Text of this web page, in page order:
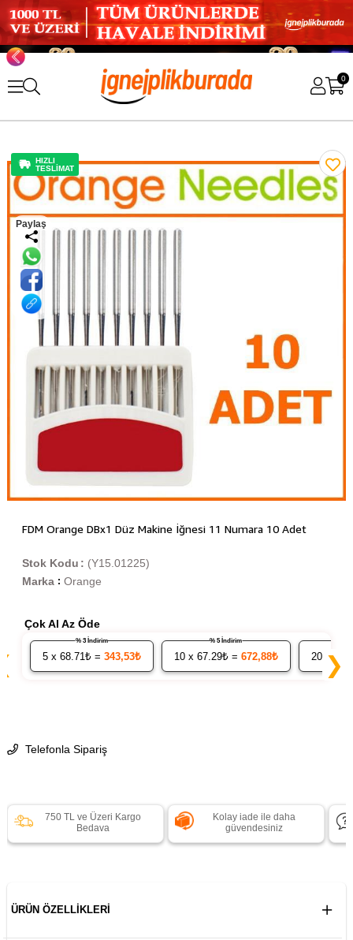
0
HIZLI
TESLİMAT
Paylaş
FDM Orange DBx1 Düz Makine İğnesi 11 Numara 10 Adet
(Y15.01225)
Stok Kodu
Marka : Orange
Çok Al Az Öde
5x 68.71₺ = 343,53₺
% 3 İndirim
10x 67.29₺ = 672,88₺
% 5 İndirim
20x❯
Telefonla Sipariş
750 TL ve Üzeri Kargo
Bedava
Kolay iade ile daha
güvendesiniz
ÜRÜN ÖZELLIKLERI